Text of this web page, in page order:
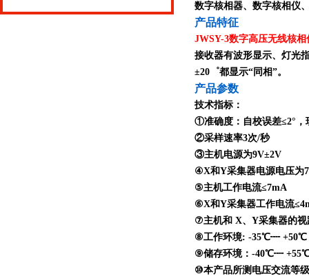
数字核相器、数字核相仪
产品特征
JWSY-3数字高压无线核相
接收器有波形显示、灯光
±20゜都显示“同相”。
产品参数
技术指标：
①准确度：自校误差≤2°，
②采样速率3次/秒
③主机电源为9V±2V
④X和Y采集器电源电压为
⑤主机工作电流≤7mA
⑥X和Y采集器工作电流
⑦主机和 X、Y采集器的视
⑧工作环境: -35℃┉ +50℃
⑨储存环境：-40℃┉
⑩本产品所测电压交流等